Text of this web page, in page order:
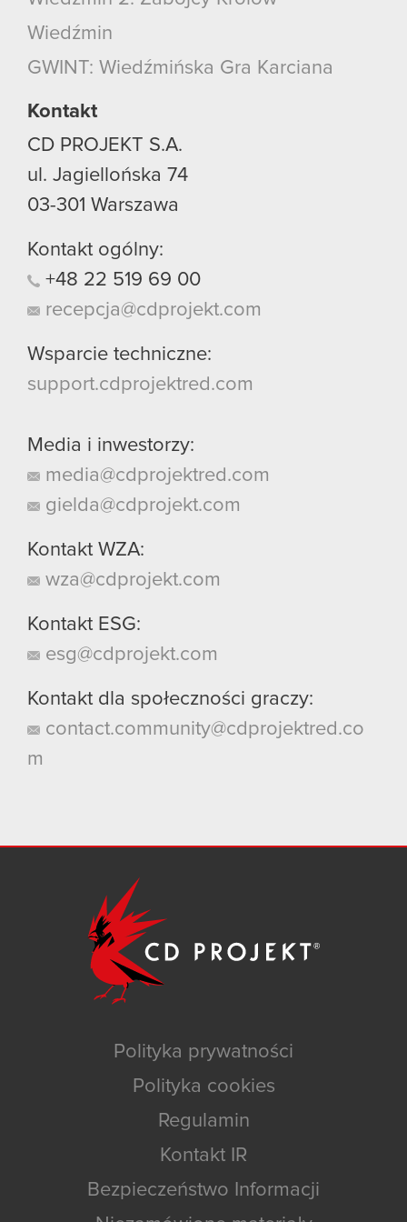
używanie plików cookie.
Wiedźmin
GWINT: Wiedźmińska Gra Karciana
Kontakt
CD PROJEKT S.A.
ul. Jagiellońska 74
03-301 Warszawa
Kontakt ogólny:
+48 22 519 69 00
recepcja@cdprojekt.com
Wsparcie techniczne:
support.cdprojektred.com
Media i inwestorzy:
media@cdprojektred.com
gielda@cdprojekt.com
Kontakt WZA:
wza@cdprojekt.com
Kontakt ESG:
esg@cdprojekt.com
Kontakt dla społeczności graczy:
contact.community@cdprojektred.co
m
Polityka prywatności
Polityka cookies
Regulamin
Kontakt IR
Bezpieczeństwo Informacji